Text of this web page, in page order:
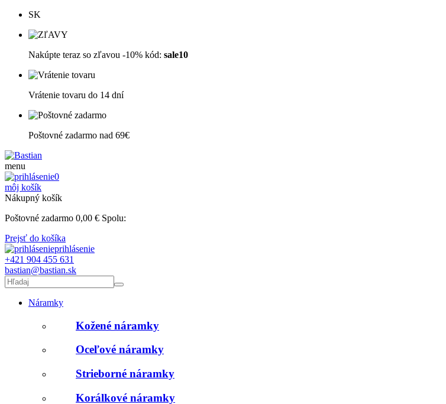
SK
Nakúpte teraz so zľavou -10% kód: sale10
Vrátenie tovaru do 14 dní
Poštovné zadarmo nad 69€
menu
0
môj košík
Nákupný košík
Poštovné zadarmo 0,00 € Spolu:
Prejsť do košíka
prihlásenie
+421 904 455 631
bastian@bastian.sk
Náramky
Kožené náramky
Oceľové náramky
Strieborné náramky
Korálkové náramky